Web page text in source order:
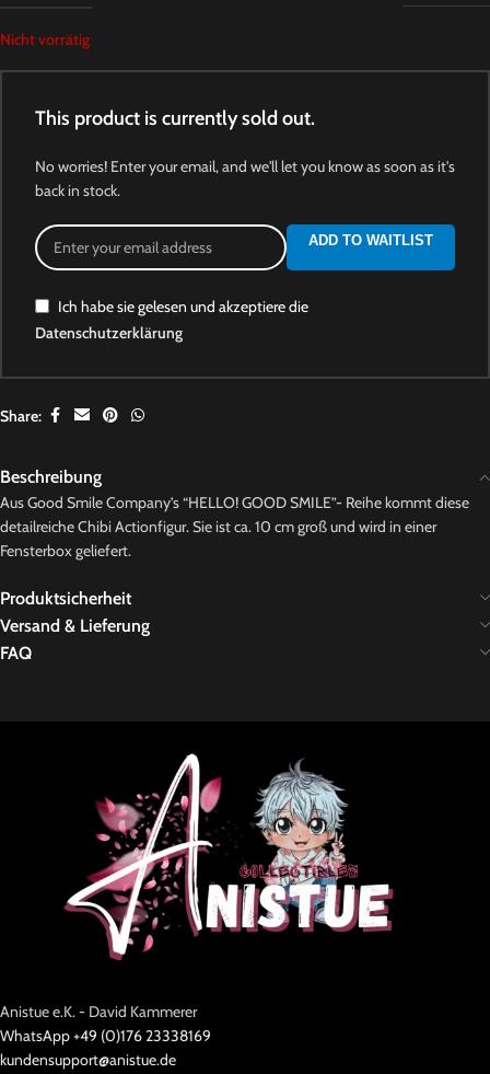
Nicht vorrätig
This product is currently sold out.
No worries! Enter your email, and we'll let you know as soon as it's
back in stock.
ADD TO WAITLIST
Ich habe sie gelesen und akzeptiere die
Datenschutzerklärung
Share:
Beschreibung
Aus Good Smile Company’s “HELLO! GOOD SMILE”- Reihe kommt diese
detailreiche Chibi Actionfigur. Sie ist ca. 10 cm groß und wird in einer
Fensterbox geliefert.
Produktsicherheit
Versand & Lieferung
FAQ
Anistue e.K. - David Kammerer
WhatsApp +49 (0)176 23338169
kundensupport@anistue.de